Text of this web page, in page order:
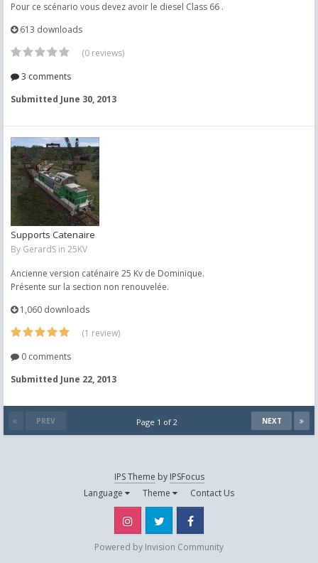
Pour ce scénario vous devez avoir le diesel Class 66 .
613 downloads
(0 reviews)
3 comments
Submitted June 30, 2013
Supports Catenaire
By GerardS in 25KV
Ancienne version caténaire 25 Kv de Dominique.
Présente sur la section non renouvelée.
1,060 downloads
(1 review)
0 comments
Submitted June 22, 2013
PREV NEXT
Page 1 of 2
IPS Theme by IPSFocus
Language
Theme Contact Us
Instagram Twitter
Powered by Invision Community